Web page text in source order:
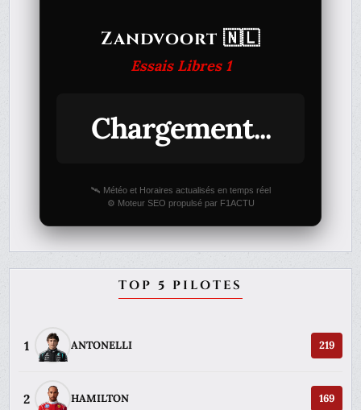
Zandvoort 🇳🇱
Essais Libres 1
Chargement...
🛰️ Météo et Horaires actualisés en temps réel
⚙️ Moteur SEO propulsé par F1ACTU
TOP 5 PILOTES
1 ANTONELLI 219
2 HAMILTON 169